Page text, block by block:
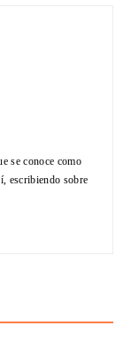
se conoce como
escribiendo sobre